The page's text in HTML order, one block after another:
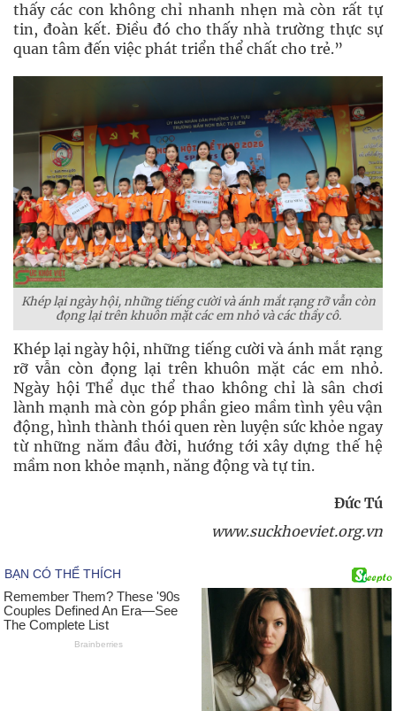
thấy các con không chỉ nhanh nhẹn mà còn rất tự
tin, đoàn kết. Điều đó cho thấy nhà trường thực sự
quan tâm đến việc phát triển thể chất cho trẻ.”
Khép lại ngày hội, những tiếng cười và ánh mắt rạng rỡ vẫn còn
đọng lại trên khuôn mặt các em nhỏ và các thầy cô.
Khép lại ngày hội, những tiếng cười và ánh mắt rạng
rỡ vẫn còn đọng lại trên khuôn mặt các em nhỏ.
Ngày hội Thể dục thể thao không chỉ là sân chơi
lành mạnh mà còn góp phần gieo mầm tình yêu vận
động, hình thành thói quen rèn luyện sức khỏe ngay
từ những năm đầu đời, hướng tới xây dựng thế hệ
mầm non khỏe mạnh, năng động và tự tin.
Đức Tú
www.suckhoeviet.org.vn